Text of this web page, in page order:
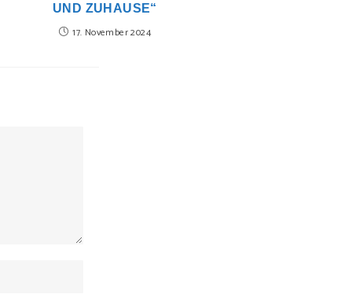
UND ZUHAUSE“
17. November 2024